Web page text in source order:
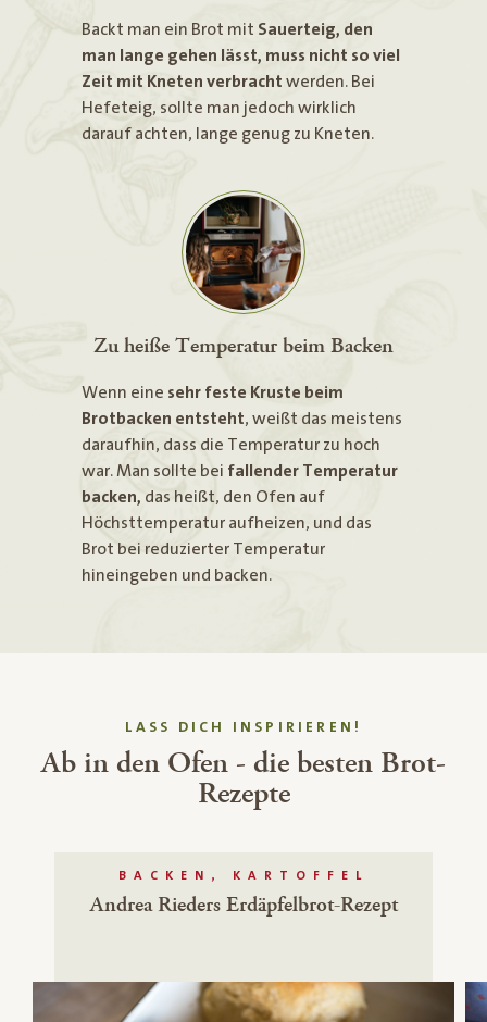
Backt man ein Brot mit Sauerteig, den
man lange gehen lässt, muss nicht so viel
Zeit mit Kneten verbracht werden. Bei
Hefeteig, sollte man jedoch wirklich
darauf achten, lange genug zu Kneten.
Zu heiße Temperatur beim Backen
Wenn eine sehr feste Kruste beim
Brotbacken entsteht, weißt das meistens
daraufhin, dass die Temperatur zu hoch
war. Man sollte bei fallender Temperatur
backen, das heißt, den Ofen auf
Höchsttemperatur aufheizen, und das
Brot bei reduzierter Temperatur
hineingeben und backen.
LASS DICH INSPIRIEREN!
Ab in den Ofen - die besten Brot-
Rezepte
BACKEN, KARTOFFEL
Andrea Rieders Erdäpfelbrot-Rezept